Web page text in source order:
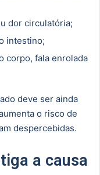
dor circulatória;
intestino;
corpo, fala enrolada
deve ser ainda
o risco de
despercebidas.
a causa